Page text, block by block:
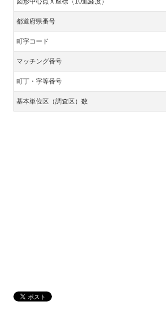
都道府県番号
町字コード
マッチング番号
町丁・字等番号
基本単位区（調査区）数